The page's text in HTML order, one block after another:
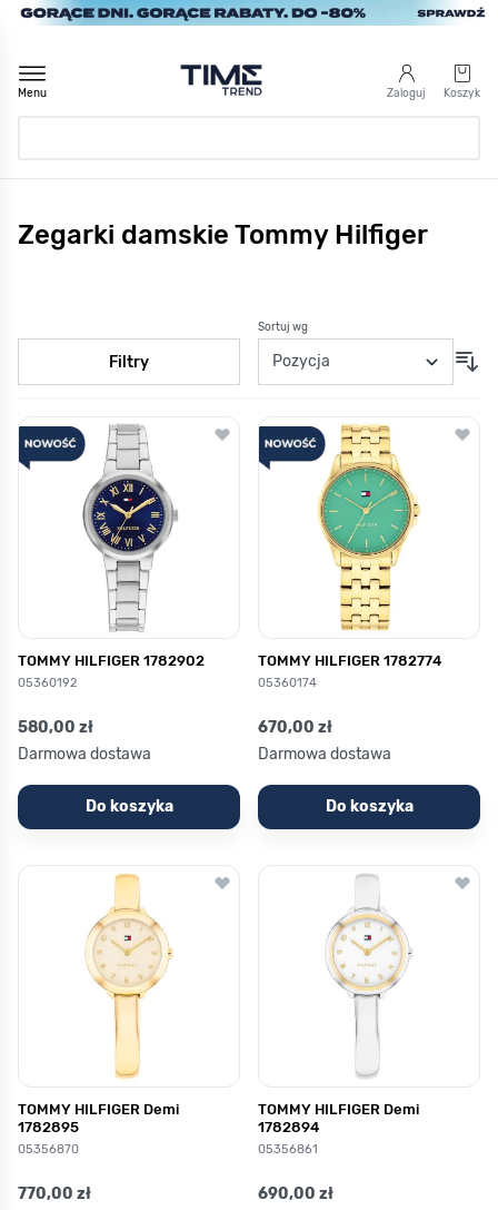
Przejdź do treści
Zaloguj Koszyk
Menu
/
Damskie
Zegarki damskie Tommy Hilfiger
Filtry
Sortuj wg
TOMMY HILFIGER 1782902
05360192
580,00 zł
Darmowa dostawa
Do koszyka
TOMMY HILFIGER 1782774
05360174
670,00 zł
Darmowa dostawa
Do koszyka
TOMMY HILFIGER Demi
1782895
05356870
770,00 zł
TOMMY HILFIGER Demi
1782894
05356861
690,00 zł